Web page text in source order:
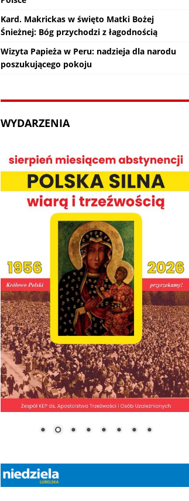
Kard. Makrickas w święto Matki Bożej
Śnieżnej: Bóg przychodzi z łagodnością
Wizyta Papieża w Peru: nadzieja dla narodu
poszukującego pokoju
WYDARZENIA